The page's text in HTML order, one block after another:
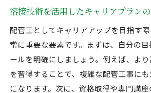
溶接技術を活用したキャリアプラン
配管工としてキャリアアップを目指す
常に重要な要素です。まずは、自分の
ールを明確にしましょう。例えば、よ
を習得することで、複雑な配管工事に
になります。次に、資格取得や専門講